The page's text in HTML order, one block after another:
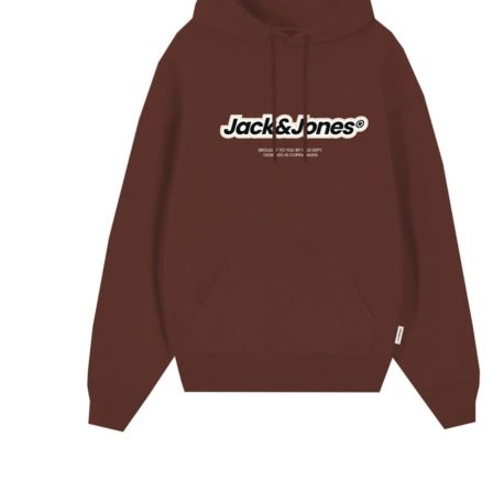
Puvuntakit ja blazerit
Miesten housut
Miesten housut
Miesten farkut
Miesten collegehousut
Miesten shortsit
Miesten asusteet
Vyöt ja olkaimet
Miesten yöasut ja alusvaatteet
Miesten kevät-ja syystakit
Miesten villakangastakit
Miesten talvitakit
NAISET